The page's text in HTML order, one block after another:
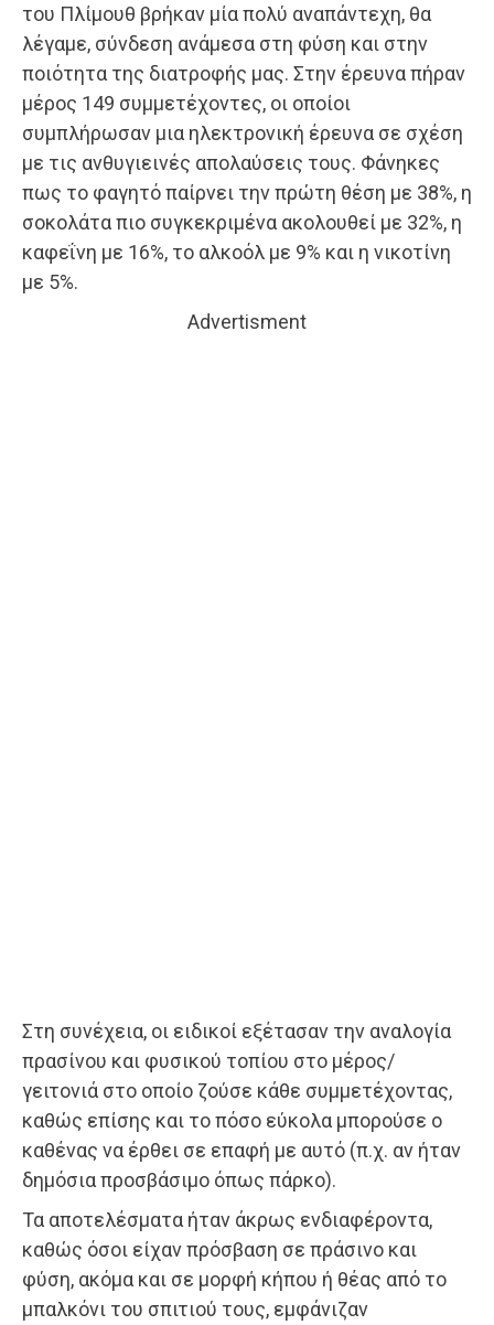
του Πλίμουθ βρήκαν μία πολύ αναπάντεχη, θα
λέγαμε, σύνδεση ανάμεσα στη φύση και στην
ποιότητα της διατροφής μας. Στην έρευνα πήραν
μέρος 149 συμμετέχοντες, οι οποίοι
συμπλήρωσαν μια ηλεκτρονική έρευνα σε σχέση
με τις ανθυγιεινές απολαύσεις τους. Φάνηκες
πως το φαγητό παίρνει την πρώτη θέση με 38%, η
σοκολάτα πιο συγκεκριμένα ακολουθεί με 32%, η
καφεΐνη με 16%, το αλκοόλ με 9% και η νικοτίνη
με 5%.
Advertisment
Στη συνέχεια, οι ειδικοί εξέτασαν την αναλογία
πρασίνου και φυσικού τοπίου στο μέρος/
γειτονιά στο οποίο ζούσε κάθε συμμετέχοντας,
καθώς επίσης και το πόσο εύκολα μπορούσε ο
καθένας να έρθει σε επαφή με αυτό (π.χ. αν ήταν
δημόσια προσβάσιμο όπως πάρκο).
Τα αποτελέσματα ήταν άκρως ενδιαφέροντα,
καθώς όσοι είχαν πρόσβαση σε πράσινο και
φύση, ακόμα και σε μορφή κήπου ή θέας από το
μπαλκόνι του σπιτιού τους, εμφάνιζαν